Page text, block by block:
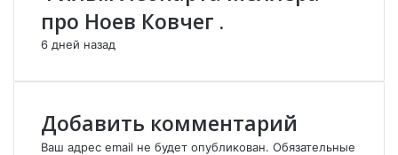
про Ноев Ковчег .
6 дней назад
Добавить комментарий
Ваш адрес email не будет опубликован. Обязательные